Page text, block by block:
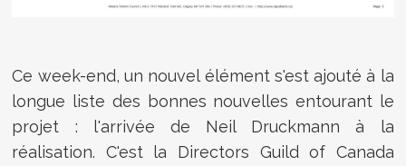
Ce week-end, un nouvel élément s'est ajouté à la
longue liste des bonnes nouvelles entourant le
projet : l'arrivée de Neil Druckmann à la
réalisation. C'est la Directors Guild of Canada